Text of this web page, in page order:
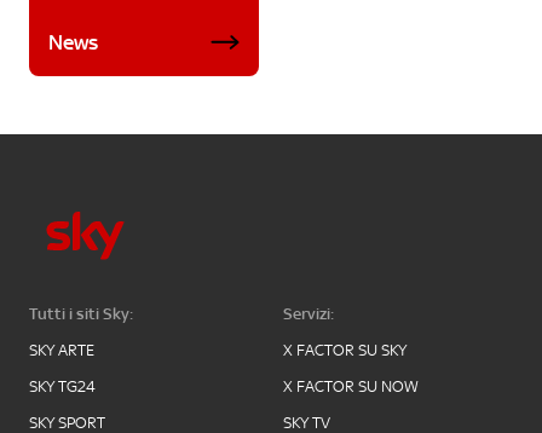
News
Tutti i siti Sky:
SKY ARTE
SKY TG24
SKY SPORT
Servizi:
X FACTOR SU SKY
X FACTOR SU NOW
SKY TV